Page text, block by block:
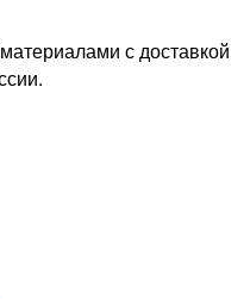
с доставкой